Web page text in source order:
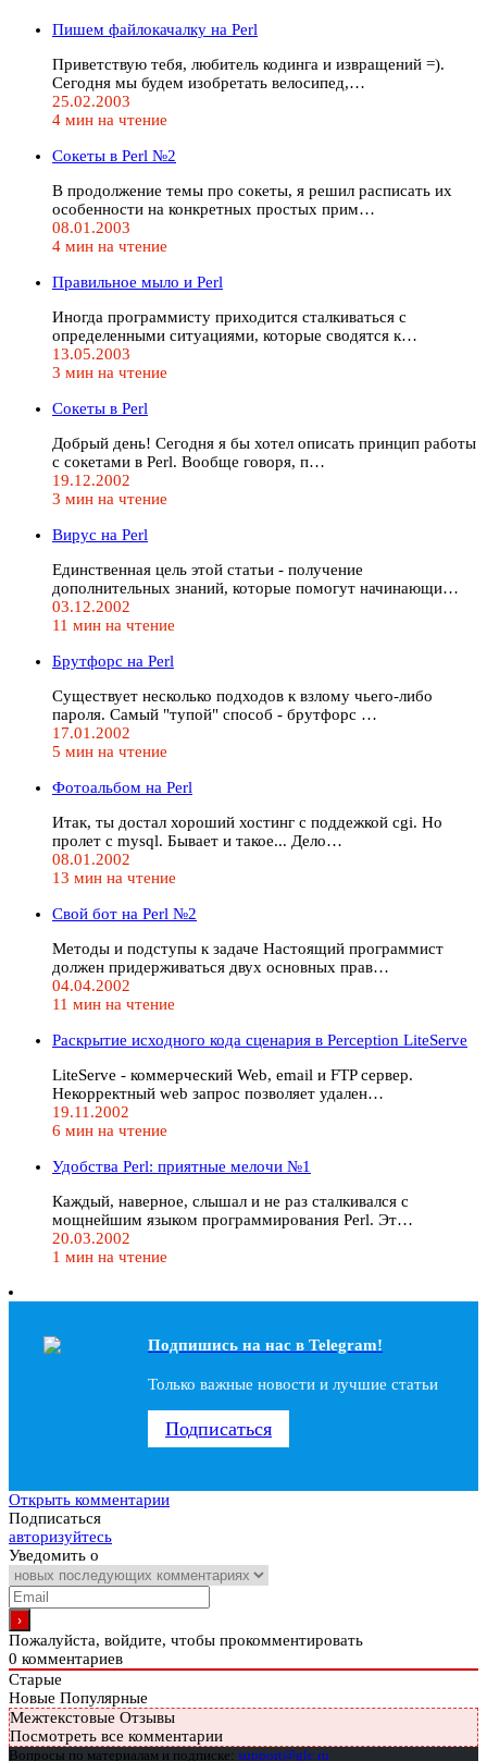
Пишем файлокачалку на Perl
Приветствую тебя, любитель кодинга и извращений =).
Сегодня мы будем изобретать велосипед,…
25.02.2003
4 мин на чтение
Сокеты в Perl №2
В продолжение темы про сокеты, я решил расписать их
особенности на конкретных простых прим…
08.01.2003
4 мин на чтение
Правильное мыло и Perl
Иногда программисту приходится сталкиваться с
определенными ситуациями, которые сводятся к…
13.05.2003
3 мин на чтение
Сокеты в Perl
Добрый день! Сегодня я бы хотел описать принцип работы
с сокетами в Perl. Вообще говоря, п…
19.12.2002
3 мин на чтение
Вирус на Perl
Единственная цель этой статьи - получение
дополнительных знаний, которые помогут начинающи…
03.12.2002
11 мин на чтение
Брутфорс на Perl
Существует несколько подходов к взлому чьего-либо
пароля. Самый "тупой" способ - брутфорс …
17.01.2002
5 мин на чтение
Фотоальбом на Perl
Итак, ты достал хороший хостинг с поддежкой cgi. Но
пролет с mysql. Бывает и такое... Дело…
08.01.2002
13 мин на чтение
Свой бот на Perl №2
Методы и подступы к задаче Настоящий программист
должен придерживаться двух основных прав…
04.04.2002
11 мин на чтение
Раскрытие исходного кода сценария в Perception LiteServe
LiteServe - коммерческий Web, email и FTP сервер.
Некорректный web запрос позволяет удален…
19.11.2002
6 мин на чтение
Удобства Perl: приятные мелочи №1
Каждый, наверное, слышал и не раз сталкивался с
мощнейшим языком программирования Perl. Эт…
20.03.2002
1 мин на чтение
Подпишись на наc в Telegram!
Только важные новости и лучшие статьи
Подписаться
Открыть комментарии
Подписаться
авторизуйтесь
Уведомить о
Пожалуйста, войдите, чтобы прокомментировать
0 комментариев
Старые
Новые Популярные
Межтекстовые Отзывы
Посмотреть все комментарии
Вопросы по материалам и подписке: support@glc.ru